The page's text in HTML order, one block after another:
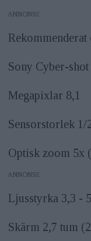
ANNONS
Sony Cyber-
Megapixlar 8,1
Sensorstorlek 1/
Optisk zoom 5x
ANNONS
Ljusstyrka 3,3 -
Skärm 2,7 tum